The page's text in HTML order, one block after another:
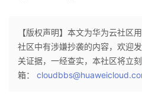
【版权声明】本文为华为云社区
社区中有涉嫌抄袭的内容，欢迎
关证据，一经查实，本社区将立
箱：